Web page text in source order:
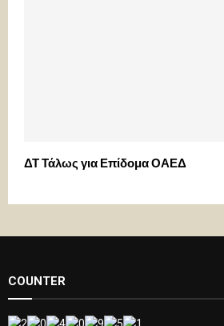
ΔΤ Τάλως για Επίδομα ΟΑΕΔ
COUNTER